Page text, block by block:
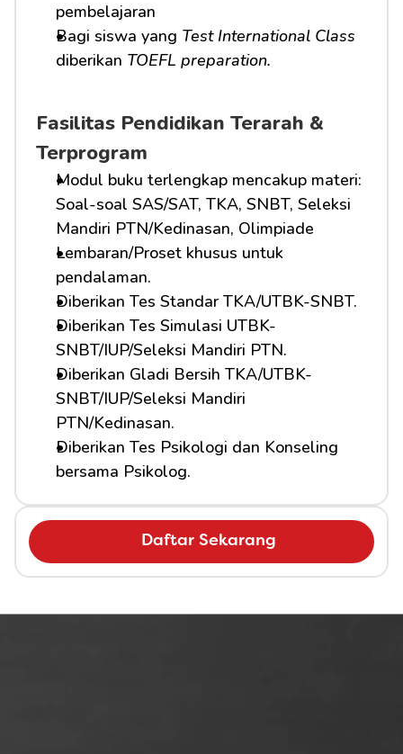
Daftar Sekarang
pembelajaran
Bagi siswa yang Test International Class
diberikan TOEFL preparation.
Fasilitas Pendidikan Terarah &
Terprogram
Modul buku terlengkap mencakup materi:
Soal-soal SAS/SAT, TKA, SNBT, Seleksi
Mandiri PTN/Kedinasan, Olimpiade
Lembaran/Proset khusus untuk
pendalaman.
Diberikan Tes Standar TKA/UTBK-SNBT.
Diberikan Tes Simulasi UTBK-
SNBT/IUP/Seleksi Mandiri PTN.
Diberikan Gladi Bersih TKA/UTBK-
SNBT/IUP/Seleksi Mandiri
PTN/Kedinasan.
Diberikan Tes Psikologi dan Konseling
bersama Psikolog.